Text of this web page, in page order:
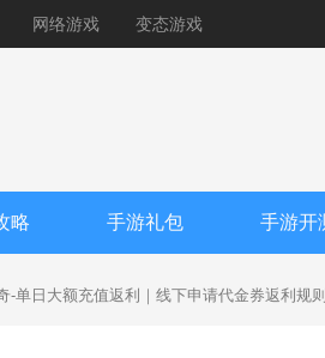
网络游戏 变态游戏
略 手游礼包 手游开
-单日大额充值返利｜线下申请代金券返利规则